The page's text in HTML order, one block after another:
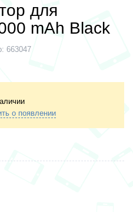
для
mAh Black
663047
о появлении